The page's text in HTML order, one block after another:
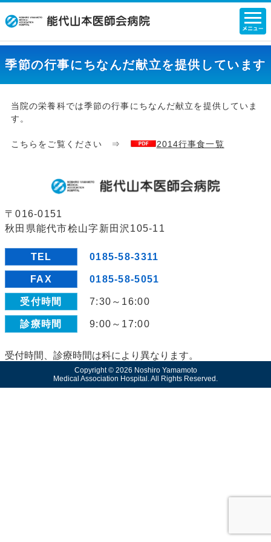
季節の行事にちなんだ献立を提供しています
当院の栄養科では季節の行事にちなんだ献立を提供していま
す。
こちらをご覧ください ⇒ 2014行事食一覧
〒016-0151
秋田県能代市桧山字新田沢105-11
TEL 0185-58-3311
FAX 0185-58-5051
受付時間 7:30～16:00
診療時間 9:00～17:00
受付時間、診療時間は科により異なります。
Copyright © 2026 Noshiro Yamamoto
Medical Association Hospital. All Rights Reserved.